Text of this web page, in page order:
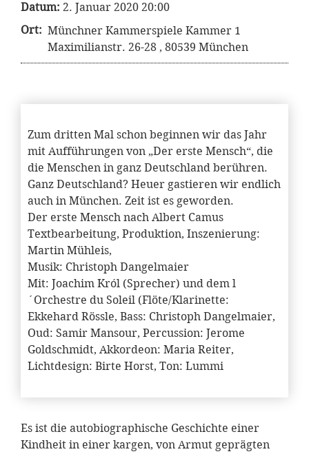
Datum: 2. Januar 2020 20:00
Ort: Münchner Kammerspiele Kammer 1
Maximilianstr. 26-28 , 80539 München
Zum dritten Mal schon beginnen wir das Jahr
mit Aufführungen von „Der erste Mensch“, die
die Menschen in ganz Deutschland berühren.
Ganz Deutschland? Heuer gastieren wir endlich
auch in München. Zeit ist es geworden.
Der erste Mensch nach Albert Camus
Textbearbeitung, Produktion, Inszenierung:
Martin Mühleis,
Musik: Christoph Dangelmaier
Mit: Joachim Król (Sprecher) und dem l
´Orchestre du Soleil (Flöte/Klarinette:
Ekkehard Rössle, Bass: Christoph Dangelmaier,
Oud: Samir Mansour, Percussion: Jerome
Goldschmidt, Akkordeon: Maria Reiter,
Lichtdesign: Birte Horst, Ton: Lummi
Es ist die autobiographische Geschichte einer
Kindheit in einer kargen, von Armut geprägten